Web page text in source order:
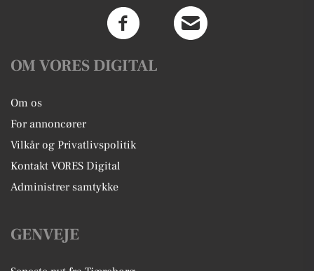
OM VORES DIGITAL
Om os
For annoncører
Vilkår og Privatlivspolitik
Kontakt VORES Digital
Administrer samtykke
GENVEJE